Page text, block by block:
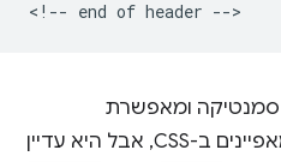
ומאפשרת
להשתמש בסלקטורים של מאפיינים ב-CSS, אבל היא עדיין